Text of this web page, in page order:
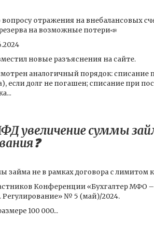
отражения на внебалансовых
на возможные потери📣
новые разъяснения на сайте.
аналогичный порядок: списание
если долг не погашен; списание при
увеличение суммы
не в рамках договора с лимитом
Конференции «Бухгалтер МФО –
№ 5 (май)/2024.
100 000...